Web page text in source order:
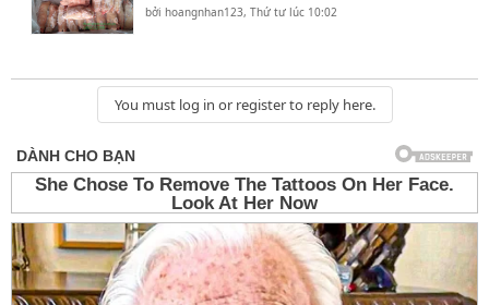
bởihoangnhan123,Thứ tư lúc 10:02
You must log in or register to reply here.